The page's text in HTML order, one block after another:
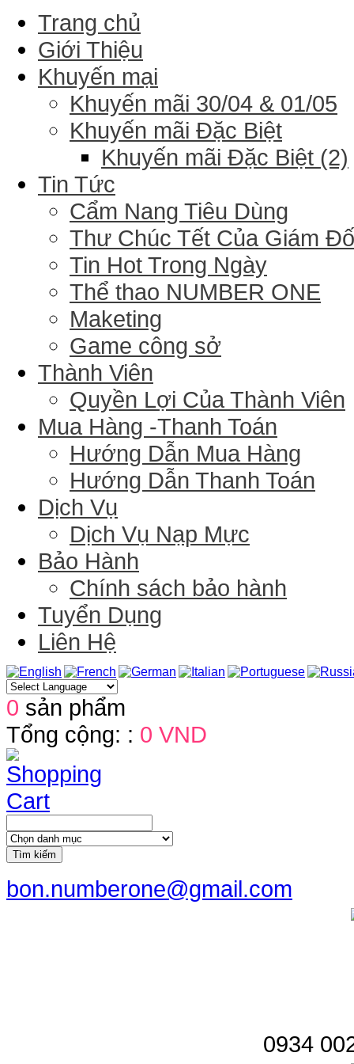
Trang chủ
Giới Thiệu
Khuyến mại
Khuyến mãi 30/04 & 01/05
Khuyến mãi Đặc Biệt
Khuyến mãi Đặc Biệt (2)
Tin Tức
Cẩm Nang Tiêu Dùng
Thư Chúc Tết Của Giám
Tin Hot Trong Ngày
Thể thao NUMBER ONE
Maketing
Game công sở
Thành Viên
Quyền Lợi Của Thành Viên
Mua Hàng -Thanh Toán
Hướng Dẫn Mua Hàng
Hướng Dẫn Thanh Toán
Dịch Vụ
Dịch Vụ Nạp Mực
Bảo Hành
Chính sách bảo hành
Tuyển Dụng
Liên Hệ
0 sản phẩm
Tổng cộng: : 0 VND
Tìm kiếm
bon.numberone@gmail.com
0934